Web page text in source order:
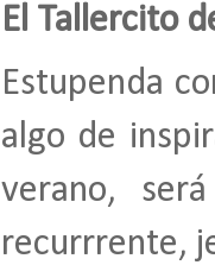
El Tallercito
Estupenda
algo de
verano,
recurrrente,